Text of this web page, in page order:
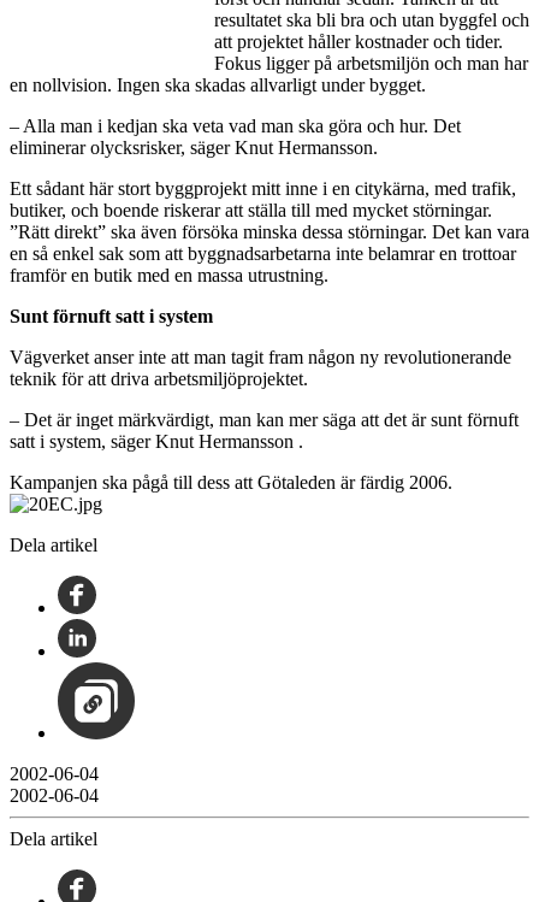
resultatet ska bli bra och utan byggfel och
att projektet håller kostnader och tider.
Fokus ligger på arbetsmiljön och man har
en nollvision. Ingen ska skadas allvarligt under bygget.
– Alla man i kedjan ska veta vad man ska göra och hur. Det
eliminerar olycksrisker, säger Knut Hermansson.
Ett sådant här stort byggprojekt mitt inne i en citykärna, med trafik,
butiker, och boende riskerar att ställa till med mycket störningar.
”Rätt direkt” ska även försöka minska dessa störningar. Det kan vara
en så enkel sak som att byggnadsarbetarna inte belamrar en trottoar
framför en butik med en massa utrustning.
Sunt förnuft satt i system
Vägverket anser inte att man tagit fram någon ny revolutionerande
teknik för att driva arbetsmiljöprojektet.
– Det är inget märkvärdigt, man kan mer säga att det är sunt förnuft
satt i system, säger Knut Hermansson .
Kampanjen ska pågå till dess att Götaleden är färdig 2006.
Dela artikel
2002-06-04
2002-06-04
Dela artikel